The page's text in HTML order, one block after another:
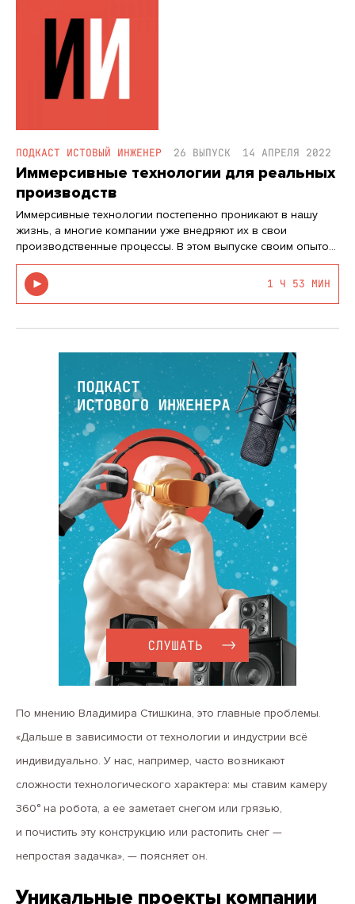
ПОДКАСТ ИСТОВЫЙ ИНЖЕНЕР 26 ВЫПУСК 14 АПРЕЛЯ 2022
Иммерсивные технологии для реальных
производств
Иммерсивные технологии постепенно проникают в нашу
жизнь, а многие компании уже внедряют их в свои
производственные процессы. В этом выпуске своим опытом
создания и внедрения иммерсивных технологий для
трансформации производств поделится руководитель
направления технологий виртуа…
1 Ч 53 МИН
По мнению Владимира Стишкина, это главные проблемы.
«Дальше в зависимости от технологии и индустрии всё
индивидуально. У нас, например, часто возникают
сложности технологического характера: мы ставим камеру
360° на робота, а ее заметает снегом или грязью,
и почистить эту конструкцию или растопить снег —
непростая задачка», — поясняет он.
Уникальные проекты компании